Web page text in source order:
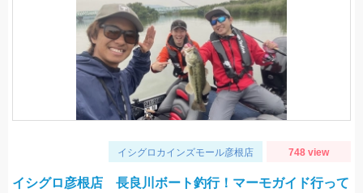
イシグロカインズモール彦根店 748 view
イシグロ彦根店 長良川ボート釣行！マーモガイド行って